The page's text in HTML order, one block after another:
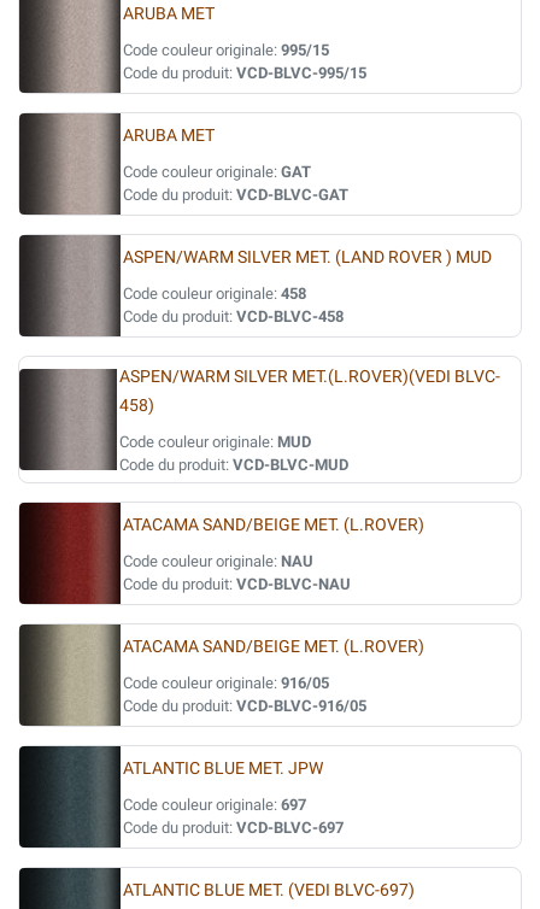
ARUBA MET
Code couleur originale: 995/15
Code du produit: VCD-BLVC-995/15
ARUBA MET
Code couleur originale: GAT
Code du produit: VCD-BLVC-GAT
ASPEN/WARM SILVER MET. (LAND ROVER ) MUD
Code couleur originale: 458
Code du produit: VCD-BLVC-458
ASPEN/WARM SILVER MET.(L.ROVER)(VEDI BLVC-
458)
Code couleur originale: MUD
Code du produit: VCD-BLVC-MUD
ATACAMA SAND/BEIGE MET. (L.ROVER)
Code couleur originale: NAU
Code du produit: VCD-BLVC-NAU
ATACAMA SAND/BEIGE MET. (L.ROVER)
Code couleur originale: 916/05
Code du produit: VCD-BLVC-916/05
ATLANTIC BLUE MET. JPW
Code couleur originale: 697
Code du produit: VCD-BLVC-697
ATLANTIC BLUE MET. (VEDI BLVC-697)